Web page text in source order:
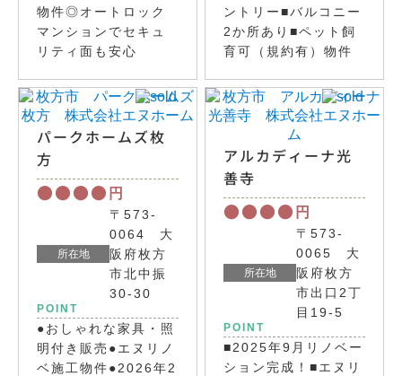
物件◎オートロック
マンションでセキュ
リティ面も安心
ントリー■バルコニー
2か所あり■ペット飼
育可（規約有）物件
パークホームズ枚
方
●●●● 円
所在地
〒573-
0064 大
阪府枚方
市北中振
30-30
POINT
●おしゃれな家具・照
明付き販売●エヌリノ
ベ施工物件●2026年2
アルカディーナ光
善寺
●●●● 円
所在地
〒573-
0065 大
阪府枚方
市出口2丁
目19-5
POINT
■2025年9月リノベー
ション完成！■エヌリ